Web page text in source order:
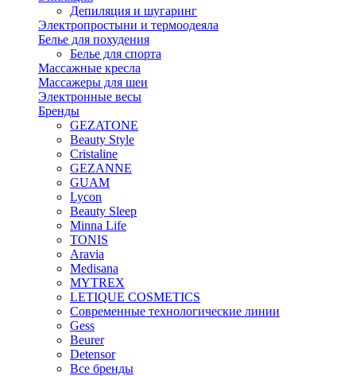
Депиляция и шугаринг
Электропростыни и термоодеяла
Белье для похудения
Белье для спорта
Массажные кресла
Массажеры для шеи
Электронные весы
Бренды
GEZATONE
Beauty Style
Cristaline
GEZANNE
GUAM
Lycon
Beauty Sleep
Minna Life
TONIS
Aravia
Medisana
MYTREX
LETIQUE COSMETICS
Современные технологические линии
Gess
Beurer
Detensor
Все бренды